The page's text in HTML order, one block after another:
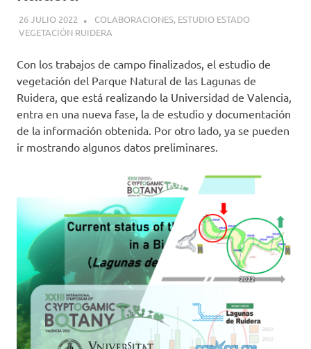
26 JULIO 2022 GEMOSCLERA
COLABORACIONES, ESTUDIO ESTADO
VEGETACIÓN RUIDERA
Con los trabajos de campo finalizados, el estudio de
vegetación del Parque Natural de las Lagunas de
Ruidera, que está realizando la Universidad de Valencia,
entra en una nueva fase, la de estudio y documentación
de la información obtenida. Por otro lado, ya se pueden
ir mostrando algunos datos preliminares.